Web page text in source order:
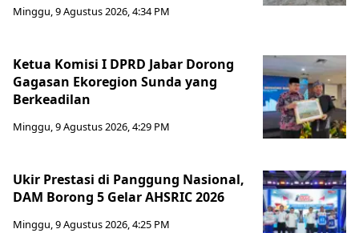
Minggu, 9 Agustus 2026, 4:34 PM
Ketua Komisi I DPRD Jabar Dorong
Gagasan Ekoregion Sunda yang
Berkeadilan
Minggu, 9 Agustus 2026, 4:29 PM
Ukir Prestasi di Panggung Nasional,
DAM Borong 5 Gelar AHSRIC 2026
Minggu, 9 Agustus 2026, 4:25 PM